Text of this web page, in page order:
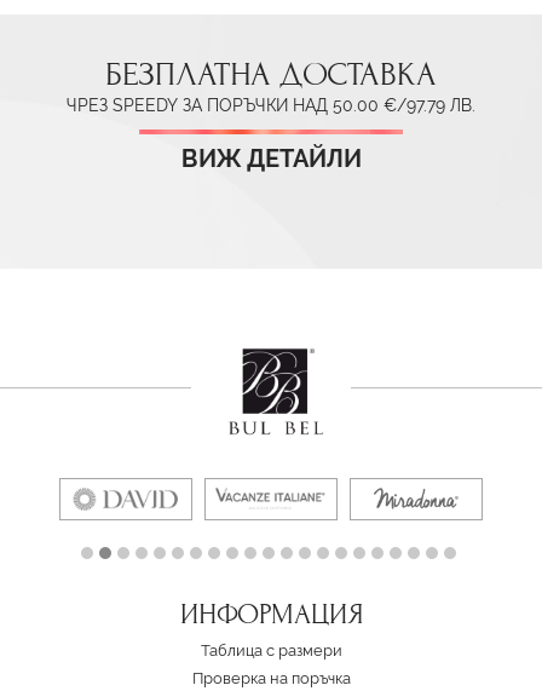
БЕЗПЛАТНА ДОСТАВКА
ЧРЕЗ SPEEDY ЗА ПОРЪЧКИ НАД 50.00 €/97.79 ЛВ.
ВИЖ ДЕТАЙЛИ
ИНФОРМАЦИЯ
Таблица с размери
Проверка на поръчка